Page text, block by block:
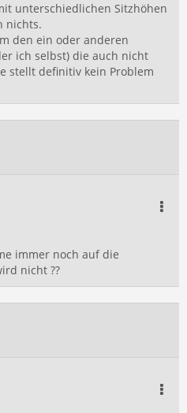
unterschiedlichen Sitzhöhen
nichts.
den ein oder anderen
ich selbst) die auch nicht
stellt definitiv kein Problem
immer noch auf die
nicht ??